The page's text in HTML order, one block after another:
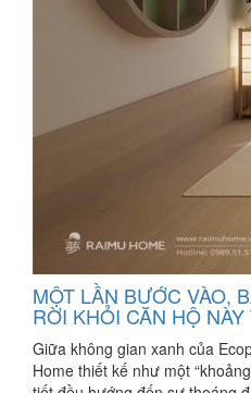
MỘT LẦN BƯỚC VÀO,
RỜI KHỎI CĂN HỘ
Giữa không gian xanh của
Home thiết kế như một